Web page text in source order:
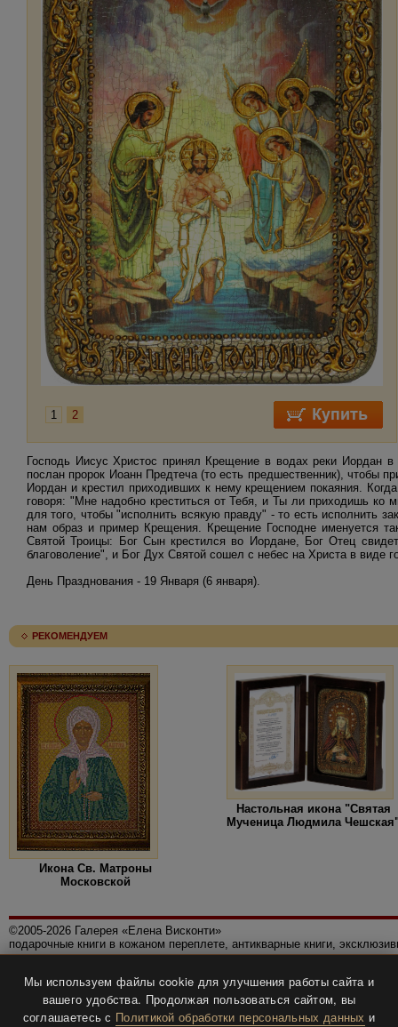
1 2
Господь Иисус Христос принял Крещение в водах реки Иордан
послан пророк Иоанн Предтеча (то есть предшественник), чтобы
Иордан и крестил приходивших к нему крещением покаяния.
говоря: "Мне надобно креститься от Тебя, и Ты ли приходишь
для того, чтобы "исполнить всякую правду" - то есть исполнить
нам образ и пример Крещения. Крещение Господне именуется
Святой Троицы: Бог Сын крестился во Иордане, Бог Отец
благоволение", и Бог Дух Святой сошел с небес на Христа в виде
День Празднования - 19 Января (6 января).
РЕКОМЕНДУЕМ
Икона Св. Матроны
Московской
Настольная икона "Святая
Мученица Людмила
©2005-2026 Галерея «Елена Висконти»
подарочные книги в кожаном переплете, антикварные книги,
Политика конфиденциальности
Все права защищены.
Мы используем файлы cookie для улучшения работы сайта и
вашего удобства. Продолжая пользоваться сайтом, вы
соглашаетесь с Политикой обработки персональных данных и